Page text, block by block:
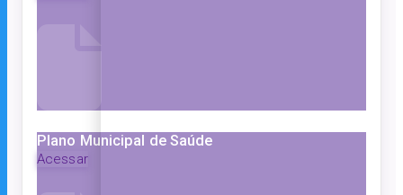
Plano Municipal de Saúde
Acessar